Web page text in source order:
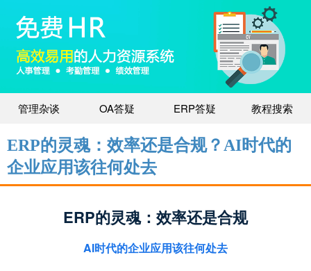
管理杂谈 OA答疑 ERP答疑 教程搜索
ERP的灵魂：效率还是合规？AI时代的
企业应用该往何处去
ERP的灵魂：效率还是合规
AI时代的企业应用该往何处去